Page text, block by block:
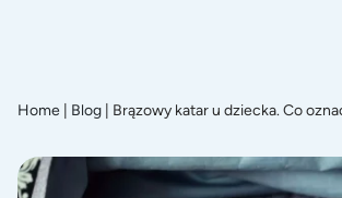
Home Blog Brązowy katar u dziecka. Co